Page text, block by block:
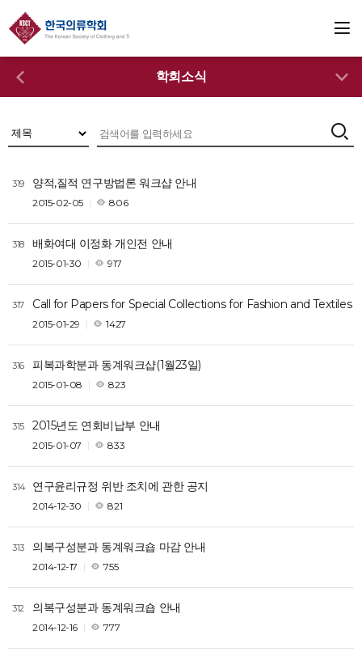
학회소식
319 양적,질적 연구방법론 워크샵 안내
2015-02-05 806
318 배화여대 이정화 개인전 안내
2015-01-30 917
317 Call for Papers for Special Collections for Fashion and Textiles
2015-01-29 1427
316 피복과학분과 동계워크샵(1월23일)
2015-01-08 823
315 2015년도 연회비납부 안내
2015-01-07 833
314 연구윤리규정 위반 조치에 관한 공지
2014-12-30 821
313 의복구성분과 동계워크숍 마감 안내
2014-12-17 755
312 의복구성분과 동계워크숍 안내
2014-12-16 777